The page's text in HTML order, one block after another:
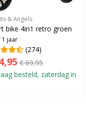
& Angels
bike 4in1 retro groen
1 jaar
(274)
€ 69,95
besteld, zaterdag in